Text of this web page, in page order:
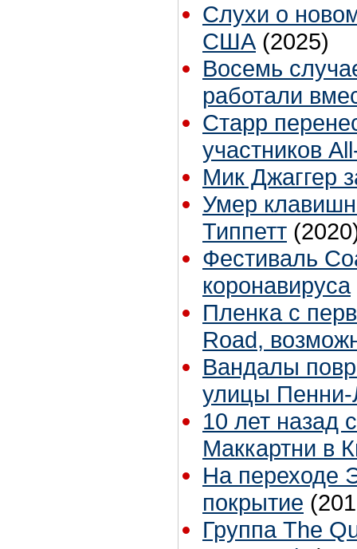
Слухи о
США (2025)
Восемь
работали
Старр
участников
Мик Джаггер
Умер
Типпетт
Фестиваль
коронавируса
Пленка с
Road,
Вандалы
улицы
10 лет назад
Маккартни в
На переходе
покрытие
Группа The